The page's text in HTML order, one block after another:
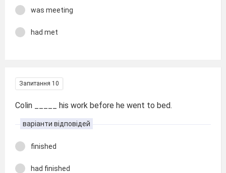
was meeting
had met
Запитання 10
Colin _____ his work before he went to bed.
варіанти відповідей
finished
had finished